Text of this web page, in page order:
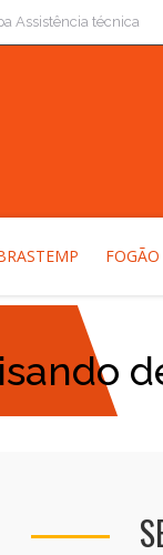
Assistência técnica
FOGÃO